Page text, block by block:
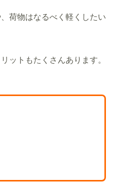
荷物はなるべく軽くしたい
ットもたくさんあります。